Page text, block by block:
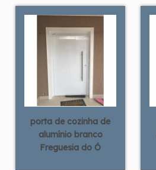
porta de cozinha de
alumínio branco
Freguesia do Ó